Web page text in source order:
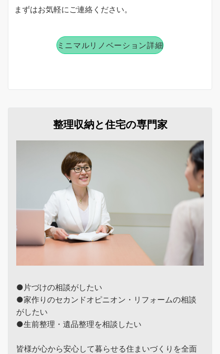
まずはお気軽にご連絡ください。
ミニマルリノベーション詳細
整理収納と住宅の専門家
●片づけの相談がしたい
●家作りのセカンドオピニオン・リフォームの相談
がしたい
●生前整理・遺品整理を相談したい
皆様が心から安心して暮らせる住まいづくりを全面